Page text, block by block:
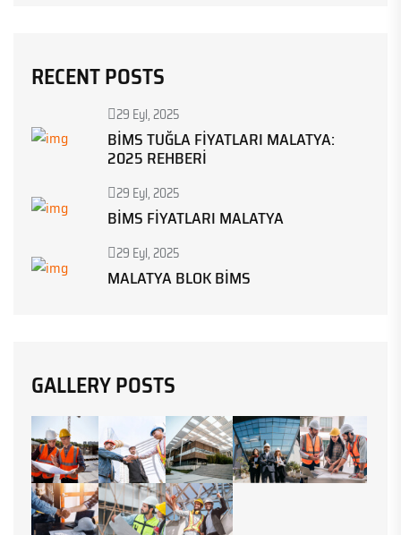
RECENT POSTS
29 Eyl, 2025
BIMS TUĞLA FIYATLARI MALATYA:
2025 REHBERI
29 Eyl, 2025
BIMS FIYATLARI MALATYA
29 Eyl, 2025
MALATYA BLOK BIMS
GALLERY POSTS